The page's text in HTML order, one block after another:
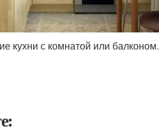
кухни с комнатой или балконом.